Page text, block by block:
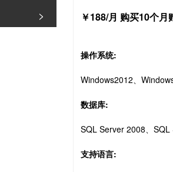
> ￥188/月 购买10个月
操作系统:
Windows2012、
数据库:
SQL Server 2008、
支持语言: